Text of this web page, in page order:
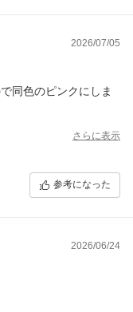
2026/07/05
同色のピンクにしま
さらに表示
参考になった
2026/06/24